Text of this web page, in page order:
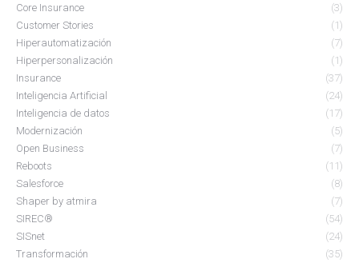
Core Insurance
(3)
Customer Stories
(1)
Hiperautomatización
(7)
Hiperpersonalización
(1)
Insurance
(37)
Inteligencia Artificial
(24)
Inteligencia de datos
(17)
Modernización
(5)
Open Business
(7)
Reboots
(11)
Salesforce
(8)
Shaper by atmira
(7)
SIREC®
(54)
SISnet
(24)
Transformación
(35)